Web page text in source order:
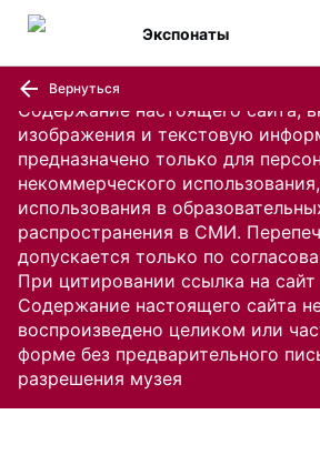
Содержание настоящего сайта,
изображения и текстовую
предназначено только для
некоммерческого
использования в
распространения в СМИ.
допускается только по
При цитировании ссылка на сайт
Содержание настоящего сайта
воспроизведено целиком или
форме без предварительного
разрешения музея
Экспонаты
Вернуться